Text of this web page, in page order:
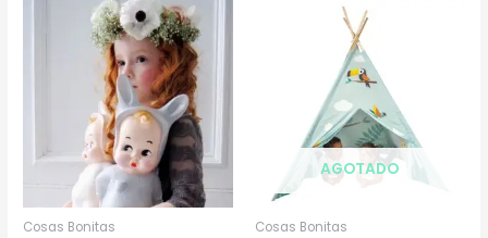
Cosas Bonitas
AGOTADO
Cosas Bonitas